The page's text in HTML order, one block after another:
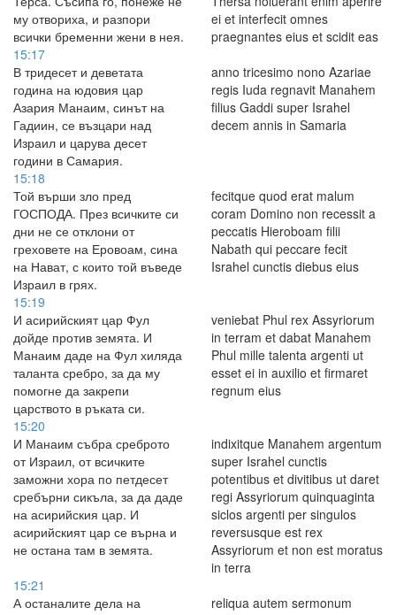
му отвориха, и разпори
всички бременни жени в нея.
ei et interfecit omnes
praegnantes eius et scidit eas
15:17
В тридесет и деветата
година на юдовия цар
Азария Манаим, синът на
Гадиин, се възцари над
Израил и царува десет
години в Самария.
anno tricesimo nono Azariae
regis Iuda regnavit Manahem
filius Gaddi super Israhel
decem annis in Samaria
15:18
Той върши зло пред
ГОСПОДА. През всичките си
дни не се отклони от
греховете на Еровоам, сина
на Нават, с които той въведе
Израил в грях.
fecitque quod erat malum
coram Domino non recessit a
peccatis Hieroboam filii
Nabath qui peccare fecit
Israhel cunctis diebus eius
15:19
И асирийският цар Фул
дойде против земята. И
Манаим даде на Фул хиляда
таланта сребро, за да му
помогне да закрепи
царството в ръката си.
veniebat Phul rex Assyriorum
in terram et dabat Manahem
Phul mille talenta argenti ut
esset ei in auxilio et firmaret
regnum eius
15:20
И Манаим събра среброто
от Израил, от всичките
заможни хора по петдесет
сребърни сикъла, за да даде
на асирийския цар. И
асирийският цар се върна и
не остана там в земята.
indixitque Manahem argentum
super Israhel cunctis
potentibus et divitibus ut daret
regi Assyriorum quinquaginta
siclos argenti per singulos
reversusque est rex
Assyriorum et non est moratus
in terra
15:21
А останалите дела на
reliqua autem sermonum